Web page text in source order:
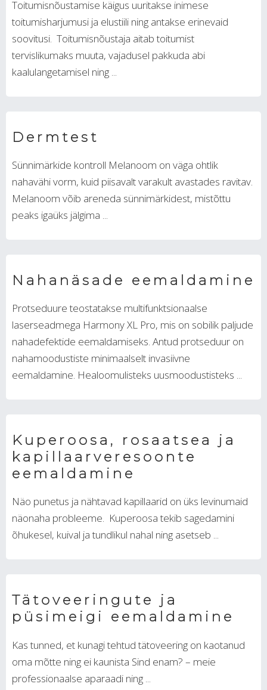
Toitumisnõustamise käigus uuritakse inimese
toitumisharjumusi ja elustiili ning antakse erinevaid
soovitusi. Toitumisnõustaja aitab toitumist
tervislikumaks muuta, vajadusel pakkuda abi
kaalulangetamisel ning ...
Dermtest
Sünnimärkide kontroll Melanoom on väga ohtlik
nahavähi vorm, kuid piisavalt varakult avastades ravitav.
Melanoom võib areneda sünnimärkidest, mistõttu
peaks igaüks jälgima ...
Nahanäsade eemaldamine
Protseduure teostatakse multifunktsionaalse
laserseadmega Harmony XL Pro, mis on sobilik paljude
nahadefektide eemaldamiseks. Antud protseduur on
nahamoodustiste minimaalselt invasiivne
eemaldamine. Healoomulisteks uusmoodustisteks ...
Kuperoosa, rosaatsea ja
kapillaarveresoonte
eemaldamine
Näo punetus ja nähtavad kapillaarid on üks levinumaid
näonaha probleeme. Kuperoosa tekib sagedamini
õhukesel, kuival ja tundlikul nahal ning asetseb ...
Tätoveeringute ja
püsimeigi eemaldamine
Kas tunned, et kunagi tehtud tätoveering on kaotanud
oma mõtte ning ei kaunista Sind enam? – meie
professionaalse aparaadi ning ...